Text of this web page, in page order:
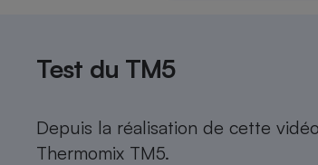
Test du TM5
Depuis la réalisation de cette
Thermomix TM5.